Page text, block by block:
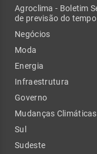
Agroclima - Boletim
de previsão do tempo
Negócios
Moda
Energia
Infraestrutura
Governo
Mudanças Climáticas
Sul
Sudeste